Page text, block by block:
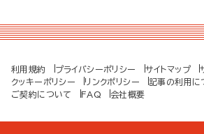
利用規約 プライバシーポリシー サイトマップ
クッキーポリシー
リンクポリシー 記事の利用に
ご契約について
FAQ 会社概要